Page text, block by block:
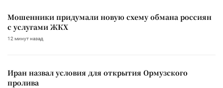
Мошенники придумали новую схему обмана россиян
с услугами ЖКХ
12 минут назад
Иран назвал условия для открытия Ормузского
пролива